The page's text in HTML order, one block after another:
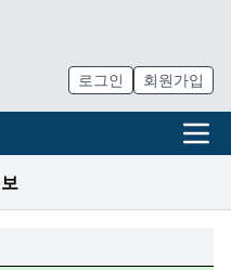
로그인 회원가입